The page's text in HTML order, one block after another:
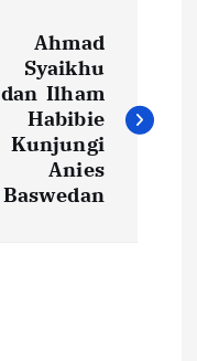
Ahmad
Syaikhu
dan Ilham
Habibie
Kunjungi
Anies
Baswedan